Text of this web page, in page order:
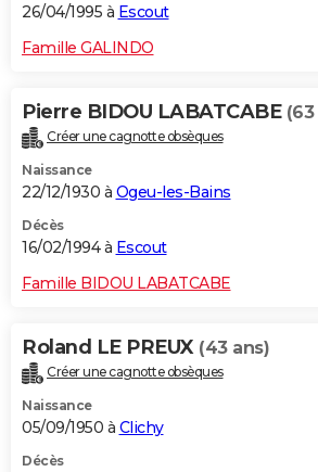
26/04/1995 à Escout
Famille GALINDO
Pierre BIDOU LABATCABE (63
Créer une cagnotte obsèques
Naissance
22/12/1930 à Ogeu-les-Bains
Décès
16/02/1994 à Escout
Famille BIDOU LABATCABE
Roland LE PREUX (43 ans)
Créer une cagnotte obsèques
Naissance
05/09/1950 à Clichy
Décès